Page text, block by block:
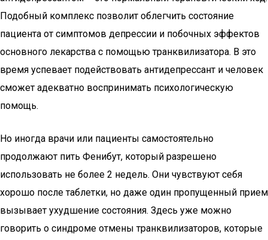
Подобный комплекс позволит облегчить состояние
пациента от симптомов депрессии и побочных эффектов
основного лекарства с помощью транквилизатора. В это
время успевает подействовать антидепрессант и человек
сможет адекватно воспринимать психологическую
помощь.
Но иногда врачи или пациенты самостоятельно
продолжают пить Фенибут, который разрешено
использовать не более 2 недель. Они чувствуют себя
хорошо после таблетки, но даже один пропущенный прием
вызывает ухудшение состояния. Здесь уже можно
говорить о синдроме отмены транквилизаторов, которые